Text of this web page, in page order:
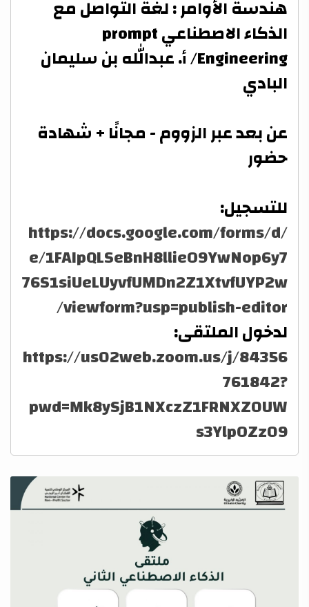
هندسة الأوامر : لغة التواصل مع
الذكاء الاصطناعي prompt
Engineering/ أ. عبدالله بن سليمان
البادي
عن بعد عبر الزووم - مجانًا + شهادة
حضور
للتسجيل:
https://docs.google.com/forms/d/
e/1FAIpQLSeBnH8llieO9YwNop6y7
76S1siUeLUyvfUMDn2Z1XtvfUYP2w
/viewform?usp=publish-editor
لدخول الملتقى:
https://us02web.zoom.us/j/84356
761842?
pwd=Mk8ySjB1NXczZ1FRNXZ0UW
s3YlpOZz09